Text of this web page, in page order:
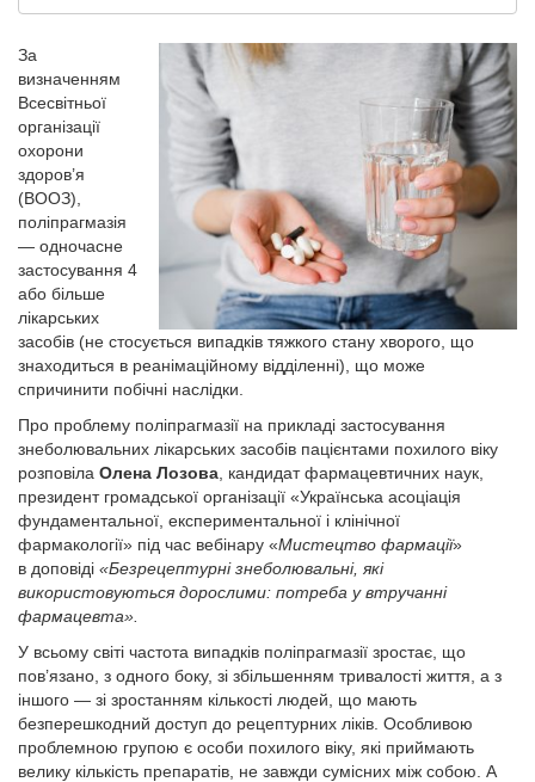
За
визначенням
Всесвітньої
організації
охорони
здоров’я
(ВООЗ),
поліпрагмазія
— одночасне
застосування 4
або більше
лікарських
засобів (не стосується випадків тяжкого стану хворого, що
знаходиться в реанімаційному відділенні), що може
спричинити побічні наслідки.
Про проблему поліпрагмазії на прикладі застосування
знеболювальних лікарських засобів пацієнтами похилого віку
розповіла Олена Лозова , кандидат фармацевтичних наук,
президент громадської організації «Українська асоціація
фундаментальної, експериментальної і клінічної
фармакології» під час вебінару «Мистецтво фармації»
в доповіді «Безрецептурні знеболювальні, які
використовуються дорослими: потреба у втручанні
фармацевта».
У всьому світі частота випадків поліпрагмазії зростає, що
пов’язано, з одного боку, зі збільшенням тривалості життя, а з
іншого — зі зростанням кількості людей, що мають
безперешкодний доступ до рецептурних ліків. Особливою
проблемною групою є особи похилого віку, які приймають
велику кількість препаратів, не завжди сумісних між собою. А